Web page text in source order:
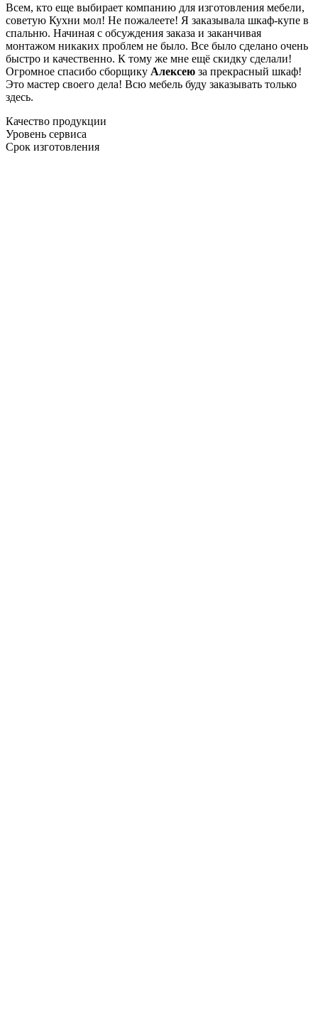
Всем, кто еще выбирает компанию для изготовления мебели,
советую Кухни мол! Не пожалеете! Я заказывала шкаф-купе в
спальню. Начиная с обсуждения заказа и заканчивая
монтажом никаких проблем не было. Все было сделано очень
быстро и качественно. К тому же мне ещё скидку сделали!
Огромное спасибо сборщику Алексею за прекрасный шкаф!
Это мастер своего дела! Всю мебель буду заказывать только
здесь.
Качество продукции
Уровень сервиса
Срок изготовления